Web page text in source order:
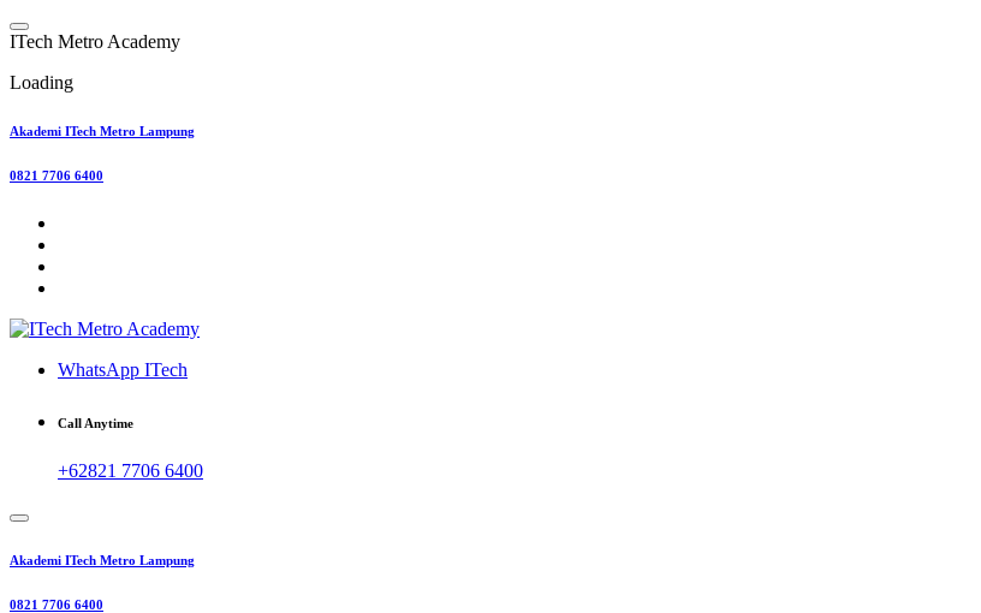
Skip
to
ITech Metro Academy
Loading
Akademi ITech Metro Lampung
0821 7706 6400
WhatsApp ITech
Call Anytime
+62821 7706 6400
Akademi ITech Metro Lampung
0821 7706 6400